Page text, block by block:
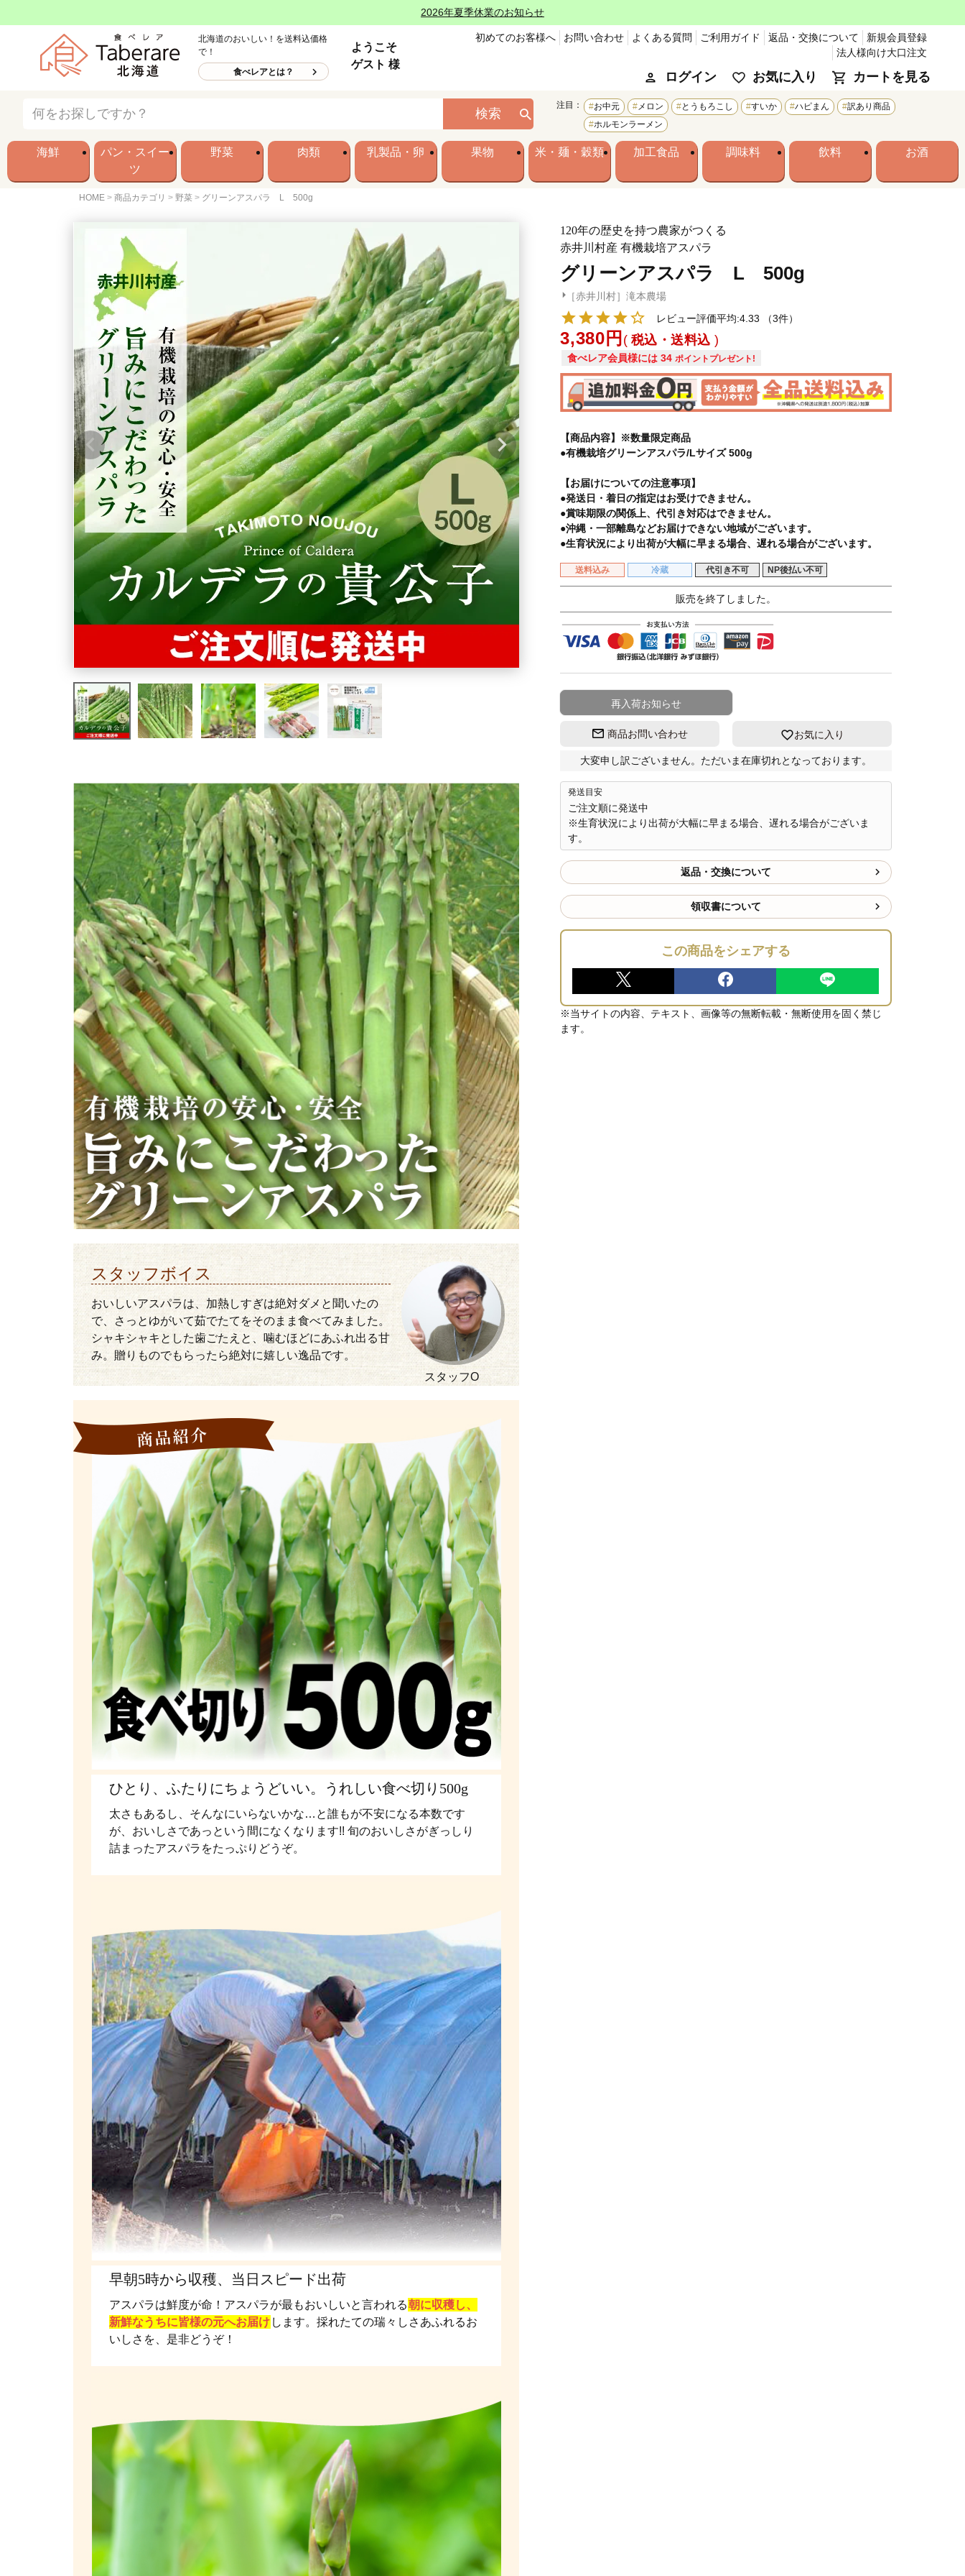
2026年夏季休業のお知らせ
北海道のおいしい！を送料込価格
で！
食べレアとは？
ようこそ
ゲスト 様
初めてのお客様へ お問い合わせ よくある質問 ご利用ガイド 返品・交換について
新規会員登録
法人様向け大口注文
ログイン お気に入り カートを見る
検索
注目： お中元 メロン とうもろこし すいか ハピまん
訳あり商品
ホルモンラーメン
海鮮
パン・スイー
ツ
野菜 肉類 乳製品・卵 果物 米・麺・穀類 加工食品 調味料 飲料 お酒
HOME 商品カテゴリ 野菜 グリーンアスパラ L 500g
120年の歴史を持つ農家がつくる
赤井川村産 有機栽培アスパラ
グリーンアスパラ L 500g
［赤井川村］滝本農場
レビュー評価平均:4.33
（3件）
3,380 税込・送料込
食べレア会員様には 34 ポイントプレゼント!
【商品内容】※数量限定商品
●有機栽培グリーンアスパラ/Lサイズ 500g
【お届けについての注意事項】
●発送日・着日の指定はお受けできません。
●賞味期限の関係上、代引き対応はできません。
●沖縄・一部離島などお届けできない地域がございます。
●生育状況により出荷が大幅に早まる場合、遅れる場合がございます。
送料込み 冷蔵 代引き不可 NP後払い不可
販売を終了しました。
再入荷お知らせ
商品お問い合わせ お気に入り
大変申し訳ございません。ただいま在庫切れとなっております。
発送目安
ご注文順に発送中
※生育状況により出荷が大幅に早まる場合、遅れる場合がございま
す。
返品・交換について
領収書について
この商品をシェアする
※当サイトの内容、テキスト、画像等の無断転載・無断使用を固く禁じ
ます。
スタッフボイス
おいしいアスパラは、加熱しすぎは絶対ダメと聞いたの
で、さっとゆがいて茹でたてをそのまま食べてみました。
シャキシャキとした歯ごたえと、噛むほどにあふれ出る甘
み。贈りものでもらったら絶対に嬉しい逸品です。
スタッフO
ひとり、ふたりにちょうどいい。うれしい食べ切り500g
太さもあるし、そんなにいらないかな…と誰もが不安になる本数です
が、おいしさであっという間になくなります!! 旬のおいしさがぎっしり
詰まったアスパラをたっぷりどうぞ。
早朝5時から収穫、当日スピード出荷
アスパラは鮮度が命！アスパラが最もおいしいと言われる朝に収穫し、
新鮮なうちに皆様の元へお届け します。採れたての瑞々しさあふれるお
いしさを、是非どうぞ！